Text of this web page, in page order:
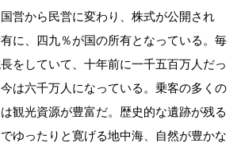
営から民営に変わり、株式が公開され
に、四九％が国の所有となっている。毎
をしていて、十年前に一千五百万人だっ
は六千万人になっている。乗客の多くの
観光資源が豊富だ。歴史的な遺跡が残る
ゆったりと寛げる地中海、自然が豊かな